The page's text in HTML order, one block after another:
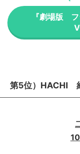
『劇場版
第5位）HACHI